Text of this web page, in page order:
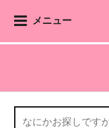
メニュー